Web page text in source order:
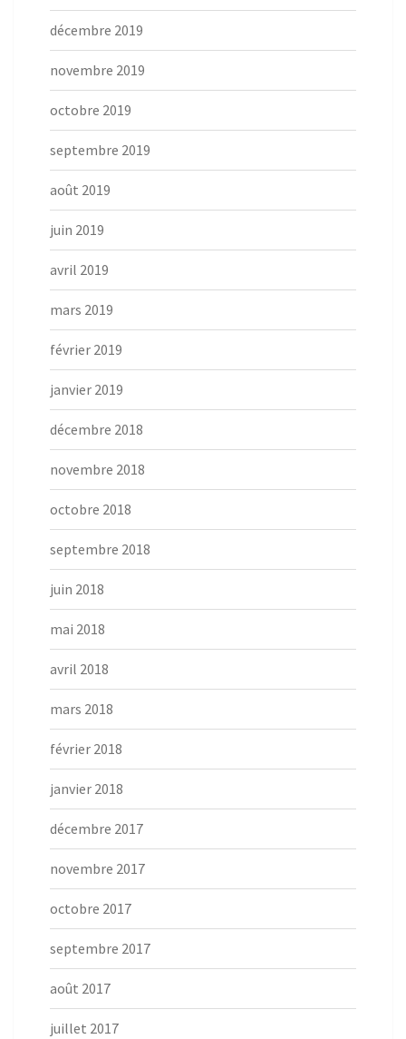
décembre 2019
novembre 2019
octobre 2019
septembre 2019
août 2019
juin 2019
avril 2019
mars 2019
février 2019
janvier 2019
décembre 2018
novembre 2018
octobre 2018
septembre 2018
juin 2018
mai 2018
avril 2018
mars 2018
février 2018
janvier 2018
décembre 2017
novembre 2017
octobre 2017
septembre 2017
août 2017
juillet 2017